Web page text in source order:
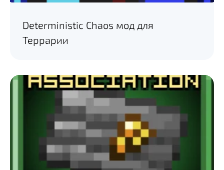
Deterministic Chaos мод для
Террарии